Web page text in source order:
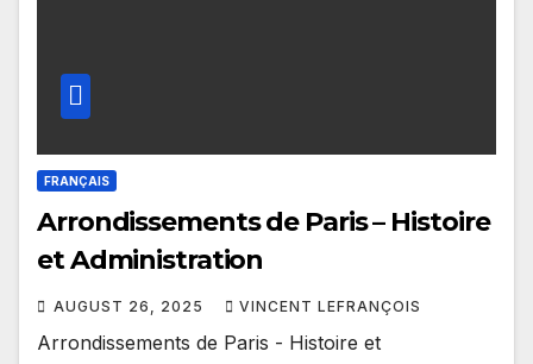
FRANÇAIS
Arrondissements de Paris – Histoire
et Administration
AUGUST 26, 2025 VINCENT LEFRANÇOIS
Arrondissements de Paris - Histoire et